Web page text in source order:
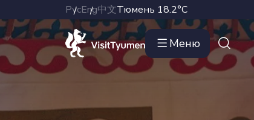
РусEng中文Тюмень 18.2°C
Меню